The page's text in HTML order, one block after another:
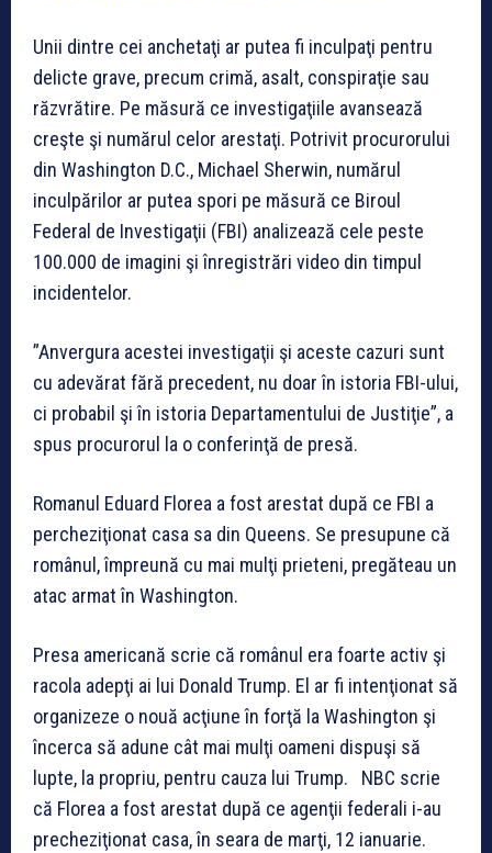
Unii dintre cei anchetaţi ar putea fi inculpaţi pentru
delicte grave, precum crimă, asalt, conspiraţie sau
răzvrătire. Pe măsură ce investigaţiile avansează
creşte şi numărul celor arestaţi. Potrivit procurorului
din Washington D.C., Michael Sherwin, numărul
inculpărilor ar putea spori pe măsură ce Biroul
Federal de Investigaţii (FBI) analizează cele peste
100.000 de imagini şi înregistrări video din timpul
incidentelor.
”Anvergura acestei investigaţii şi aceste cazuri sunt
cu adevărat fără precedent, nu doar în istoria FBI-ului,
ci probabil şi în istoria Departamentului de Justiţie”, a
spus procurorul la o conferinţă de presă.
Romanul Eduard Florea a fost arestat după ce FBI a
percheziţionat casa sa din Queens. Se presupune că
românul, împreună cu mai mulţi prieteni, pregăteau un
atac armat în Washington.
Presa americană scrie că românul era foarte activ şi
racola adepţi ai lui Donald Trump. El ar fi intenţionat să
organizeze o nouă acţiune în forţă la Washington şi
încerca să adune cât mai mulţi oameni dispuşi să
lupte, la propriu, pentru cauza lui Trump. NBC scrie
că Florea a fost arestat după ce agenţii federali i-au
precheziţionat casa, în seara de marţi, 12 ianuarie.